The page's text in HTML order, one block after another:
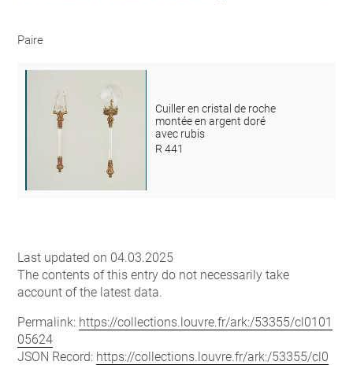
Paire
Cuiller en cristal de roche
montée en argent doré
avec rubis
R 441
Last updated on 04.03.2025
The contents of this entry do not necessarily take
account of the latest data.
Permalink: https://collections.louvre.fr/ark:/53355/cl0101
05624
JSON Record: https://collections.louvre.fr/ark:/53355/cl0